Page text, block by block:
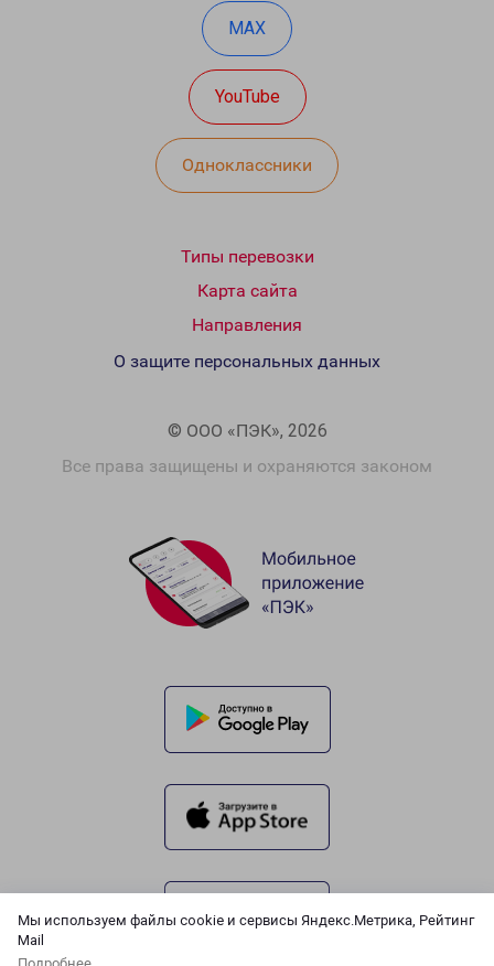
Мы используем файлы cookie и сервисы Яндекс.Метрика, Рейтинг
Mail
MAX
YouTube
Одноклассники
Типы перевозки
Карта сайта
Направления
© ООО «ПЭК», 2026
Все права защищены и охраняются законом
О защите персональных данных